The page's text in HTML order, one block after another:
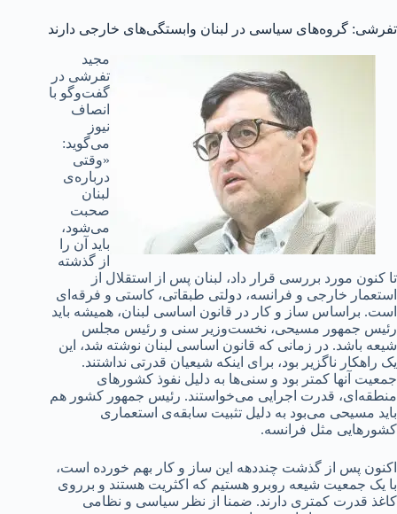
تفرشی: گروه‌های سیاسی در لبنان وابستگی‌های خارجی دارند
مجید
تفرشی در
گفت‌وگو با
انصاف
نیوز
می‌گوید:
«وقتی
درباره‌ی
لبنان
صحبت
می‌شود،
باید آن را
از گذشته
تا کنون مورد بررسی قرار داد، لبنان پس از استقلال از
استعمار خارجی و فرانسه، دولتی طبقاتی، کاستی و فرقه‌ای
است. براساس ساز و کار در قانون اساسی لبنان، همیشه باید
رئیس جمهور مسیحی، نخست‌وزیر سنی و رئیس مجلس
شیعه باشد. در زمانی که قانون اساسی لبنان نوشته شد، این
یک راهکار ناگزیر بود، برای اینکه شیعیان قدرتی نداشتند.
جمعیت آنها کمتر بود و سنی‌ها به دلیل نفوذ کشورهای
منطقه‌ای، قدرت اجرایی می‌خواستند. رئیس جمهور کشور هم
باید مسیحی می‌بود به دلیل تثبیت سابقه‌ی استعماری
کشورهایی مثل فرانسه.
اکنون پس از گذشت چنددهه این ساز و کار بهم خورده است،
با یک جمعیت شیعه روبرو هستیم که اکثریت هستند و برروی
کاغذ قدرت کمتری دارند. ضمنا از نظر سیاسی و نظامی